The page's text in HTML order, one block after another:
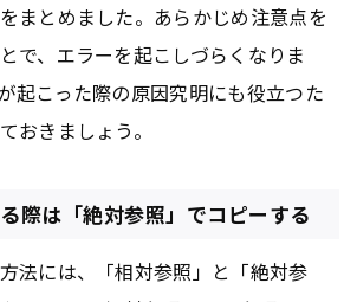
まとめました。あらかじめ注意点を
で、エラーを起こしづらくなりま
起こった際の原因究明にも役立つた
おきましょう。
際は「絶対参照」でコピーする
法には、「相対参照」と「絶対参